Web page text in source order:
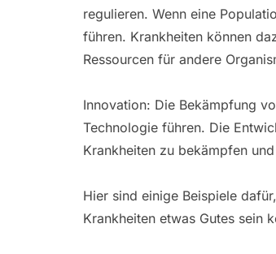
regulieren. Wenn eine
führen. Krankheiten können
Ressourcen für andere
Innovation: Die Bekämpfung
Technologie führen. Die
Krankheiten zu bekämpfen
Hier sind einige Beispiele
Krankheiten etwas Gutes sein